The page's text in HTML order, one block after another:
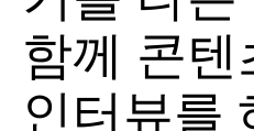
함께 콘
인터뷰를